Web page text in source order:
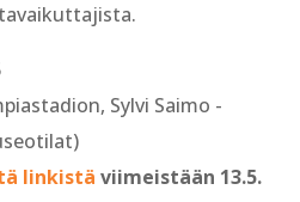
Sylvi Saimo -
linkistä viimeistään 13.5.